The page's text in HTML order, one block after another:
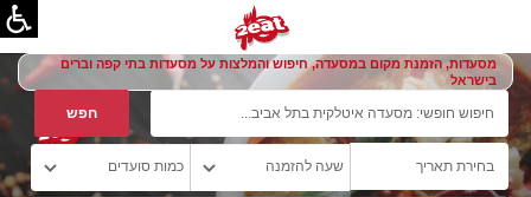
מסעדות, הזמנת מקום במסעדה, חיפוש והמלצות על מסעדות בתי קפה וברים
בישראל